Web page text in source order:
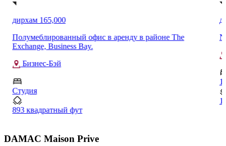
дирхам 130,000
None
1
1060 квадратный фут
2
DAMAC Maison Prive